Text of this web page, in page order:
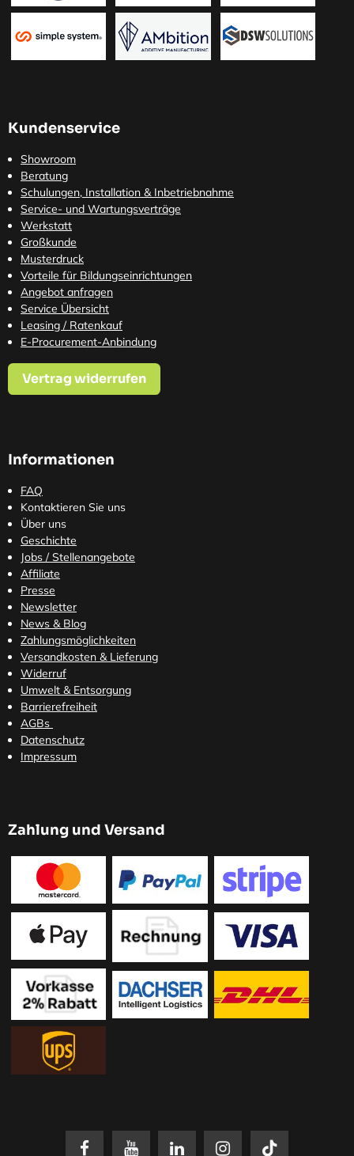
Kundenservice
Showroom
Beratung
Schulungen, Installation & Inbetriebnahme
Service- und Wartungsverträge
Werkstatt
Großkunde
Musterdruck
Vorteile für Bildungseinrichtungen
Angebot anfragen
Service Übersicht
Leasing / Ratenkauf
E-Procurement-Anbindung
Vertrag widerrufen
Informationen
FAQ
Kontaktieren Sie uns
Über uns
Geschichte
Jobs / Stellenangebote
Affiliate
Presse
Newsletter
News & Blog
Zahlungsmöglichkeiten
Versandkosten & Lieferung
Widerruf
Umwelt & Entsorgung
Barrierefreiheit
AGBs
Datenschutz
Impressum
Zahlung und Versand